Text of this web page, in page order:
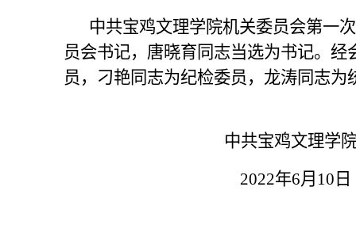
中共宝鸡文理学院机关委员会第一次
员会书记， 唐晓育 同志当选为书记。 经
员， 刁艳 同志为纪检委员， 龙涛同志为
中共宝鸡文理学院机
2022年6月 10 日